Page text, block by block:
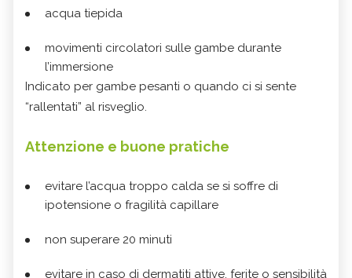
acqua tiepida
movimenti circolatori sulle gambe durante
l’immersione
Indicato per gambe pesanti o quando ci si sente
“rallentati” al risveglio.
Attenzione e buone pratiche
evitare l’acqua troppo calda se si soffre di
ipotensione o fragilità capillare
non superare 20 minuti
evitare in caso di dermatiti attive, ferite o sensibilità